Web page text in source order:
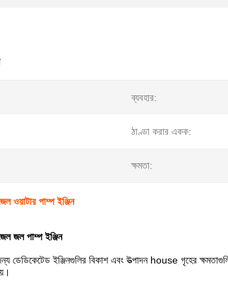
ব্যবহার:
ঠাণ্ডা করার একক:
ক্ষমতা:
পাম্প ইঞ্জিন
জল পাম্প ইঞ্জিন
ডেডিকেটেড ইঞ্জিনগুলির বিকাশ এবং উত্পাদন house গৃহের